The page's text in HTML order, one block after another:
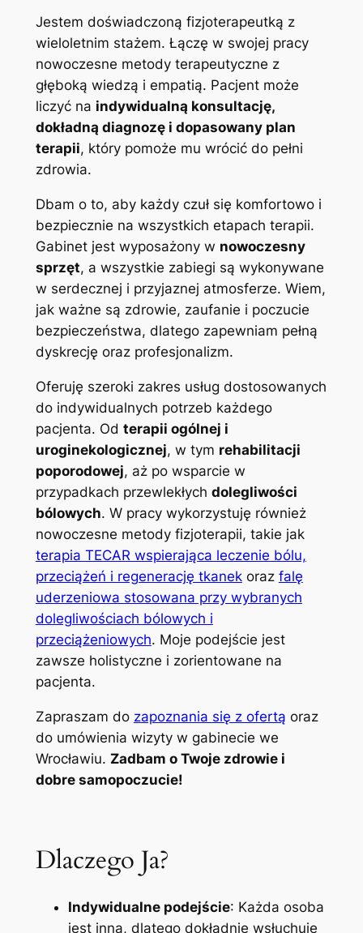
Jestem doświadczoną fizjoterapeutką z
wieloletnim stażem. Łączę w swojej pracy
nowoczesne metody terapeutyczne z
głęboką wiedzą i empatią. Pacjent może
liczyć na indywidualną konsultację,
dokładną diagnozę i dopasowany plan
terapii, który pomoże mu wrócić do pełni
zdrowia.
Dbam o to, aby każdy czuł się komfortowo i
bezpiecznie na wszystkich etapach terapii.
Gabinet jest wyposażony w nowoczesny
sprzęt, a wszystkie zabiegi są wykonywane
w serdecznej i przyjaznej atmosferze. Wiem,
jak ważne są zdrowie, zaufanie i poczucie
bezpieczeństwa, dlatego zapewniam pełną
dyskrecję oraz profesjonalizm.
Oferuję szeroki zakres usług dostosowanych
do indywidualnych potrzeb każdego
pacjenta. Od terapii ogólnej i
uroginekologicznej, w tym rehabilitacji
poporodowej, aż po wsparcie w
przypadkach przewlekłych dolegliwości
bólowych. W pracy wykorzystuję również
nowoczesne metody fizjoterapii, takie jak
terapia TECAR wspierająca leczenie bólu,
przeciążeń i regenerację tkanekoraz falę
uderzeniowa stosowana przy wybranych
dolegliwościach bólowych i
przeciążeniowych. Moje podejście jest
zawsze holistyczne i zorientowane na
pacjenta.
Zapraszam do zapoznania się z ofertą oraz
do umówienia wizyty w gabinecie we
Wrocławiu. Zadbam o Twoje zdrowie i
dobre samopoczucie!
Dlaczego Ja?
Indywidualne podejście: Każda osoba
jest inna, dlatego dokładnie wsłuchuję